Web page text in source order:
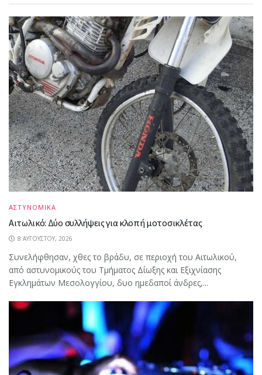
ΑΣΤΥΝΟΜΙΚΑ
Αιτωλικό: Δύο συλλήψεις για κλοπή μοτοσικλέτας
8 ΑΥΓΟΎΣΤΟΥ, 2026
Συνελήφθησαν, χθες το βράδυ, σε περιοχή του Αιτωλικού,
από αστυνομικούς του Τμήματος Δίωξης και Εξιχνίασης
Εγκλημάτων Μεσολογγίου, δυο ημεδαποί άνδρες,...